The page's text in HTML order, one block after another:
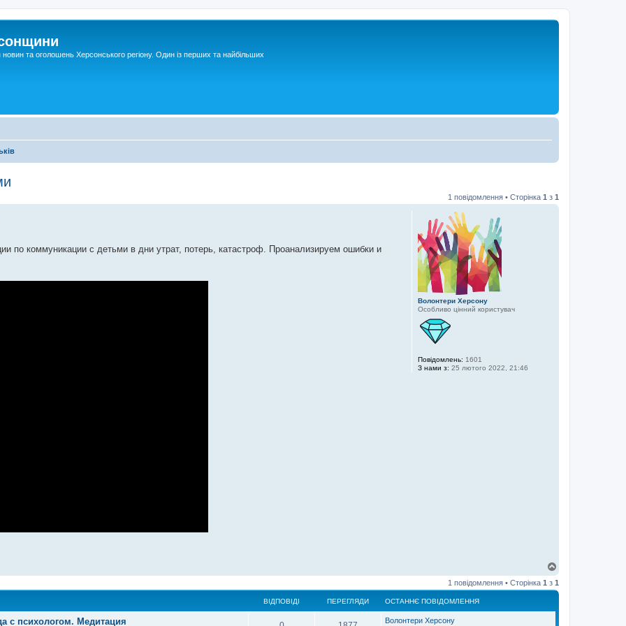
та оголошень Херсонського регіону. Один із перших та найбільших
1 повідомлення • Сторінка 1 з 1
Волонтери Херсону
Особливо цінний користувач
Повідомлень: 1601
З нами з: 25 лютого 2022, 21:46
по коммуникации с детьми в дни утрат, потерь, катастроф. Проанализируем ошибки и
г
о
1 повідомлення • Сторінка 1 з 1
ВІДПОВІДІ ПЕРЕГЛЯДИ ОСТАННЄ ПОВІДОМЛЕННЯ
с психологом. Медитация
Волонтери Херсону